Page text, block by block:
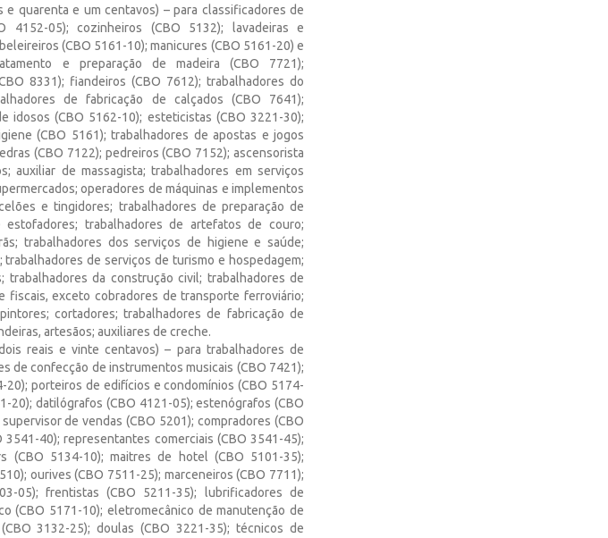
quarenta e um centavos) – para classificadores de
4152-05); cozinheiros (CBO 5132); lavadeiras e
(CBO 5161-10); manicures (CBO 5161-20) e
e preparação de madeira (CBO 7721);
8331); fiandeiros (CBO 7612); trabalhadores do
de fabricação de calçados (CBO 7641);
idosos (CBO 5162-10); esteticistas (CBO 3221-30);
(CBO 5161); trabalhadores de apostas e jogos
(CBO 7122); pedreiros (CBO 7152); ascensorista
auxiliar de massagista; trabalhadores em serviços
operadores de máquinas e implementos
e tingidores; trabalhadores de preparação de
trabalhadores de artefatos de couro;
trabalhadores dos serviços de higiene e saúde;
de serviços de turismo e hospedagem;
trabalhadores da construção civil; trabalhadores de
fiscais, exceto cobradores de transporte ferroviário;
cortadores; trabalhadores de fabricação de
artesãos; auxiliares de creche.
reais e vinte centavos) – para trabalhadores de
de confecção de instrumentos musicais (CBO 7421);
porteiros de edifícios e condomínios (CBO 5174-
20); datilógrafos (CBO 4121-05); estenógrafos (CBO
de vendas (CBO 5201); compradores (CBO
40); representantes comerciais (CBO 3541-45);
(CBO 5134-10); maitres de hotel (CBO 5101-35);
ourives (CBO 7511-25); marceneiros (CBO 7711);
05); frentistas (CBO 5211-35); lubrificadores de
(CBO 5171-10); eletromecânico de manutenção de
3132-25); doulas (CBO 3221-35); técnicos de